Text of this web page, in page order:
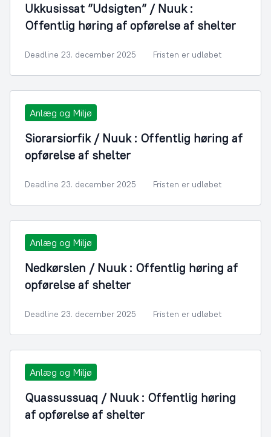
Ukkusissat ”Udsigten” / Nuuk :
Offentlig høring af opførelse af shelter
Deadline 23. december 2025 Fristen er udløbet
Anlæg og Miljø
Siorarsiorfik / Nuuk : Offentlig høring af
opførelse af shelter
Deadline 23. december 2025 Fristen er udløbet
Anlæg og Miljø
Nedkørslen / Nuuk : Offentlig høring af
opførelse af shelter
Deadline 23. december 2025 Fristen er udløbet
Anlæg og Miljø
Quassussuaq / Nuuk : Offentlig høring
af opførelse af shelter